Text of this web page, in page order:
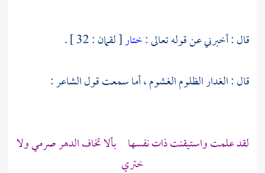
قال : أخبرني عن قوله تعالى :ختار[ لقمان : 32 ] .
قال : الغدار الظلوم الغشوم ، أما سمعت قول الشاعر :
لقد علمت واستيقنت ذات نفسها بألا تخاف الدهر صرمي ولا
ختري